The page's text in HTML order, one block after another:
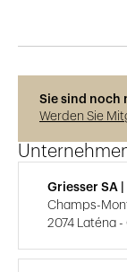
Sie sind noch
Werden Sie
Griesser SA
Champs-
2074 Laténa -